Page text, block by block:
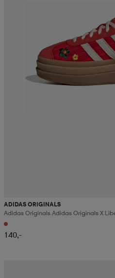
ADIDAS ORIGINALS
Adidas Originals Adidas Originals X
140,-